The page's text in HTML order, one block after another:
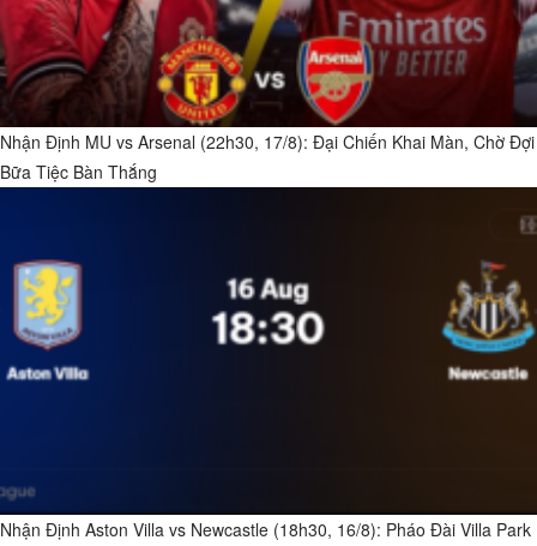
Nhận Định MU vs Arsenal (22h30, 17/8): Đại Chiến Khai Màn, Chờ Đợi
Bữa Tiệc Bàn Thắng
Nhận Định Aston Villa vs Newcastle (18h30, 16/8): Pháo Đài Villa Park